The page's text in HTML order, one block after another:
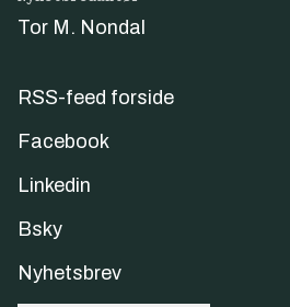
Tor M. Nondal
RSS-feed forside
Facebook
Linkedin
Bsky
Nyhetsbrev